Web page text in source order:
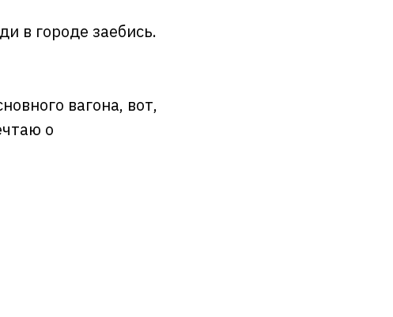
в городе заебись.
вагона, вот,
о